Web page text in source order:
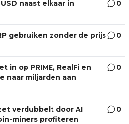
naast elkaar in
0
gebruiken zonder de prijs
0
in op PRIME, RealFi en
naar miljarden aan
0
verdubbelt door AI
miners profiteren
0